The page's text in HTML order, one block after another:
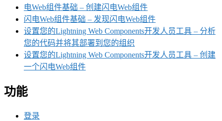
电Web组件基础 – 创建闪电Web组件
闪电Web组件基础 – 发现闪电Web组件
设置您的Lightning Web Components开发人员工具 – 分析
您的代码并将其部署到您的组织
设置您的Lightning Web Components开发人员工具 – 创建
一个闪电Web组件
功能
登录